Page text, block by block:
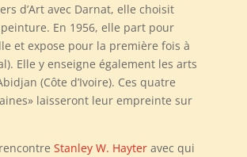
d’Art avec Darnat, elle choisit
En 1956, elle part pour
et expose pour la première fois à
Elle y enseigne également les arts
(Côte d’Ivoire). Ces quatre
laisseront leur empreinte sur
Stanley W. Hayter avec qui